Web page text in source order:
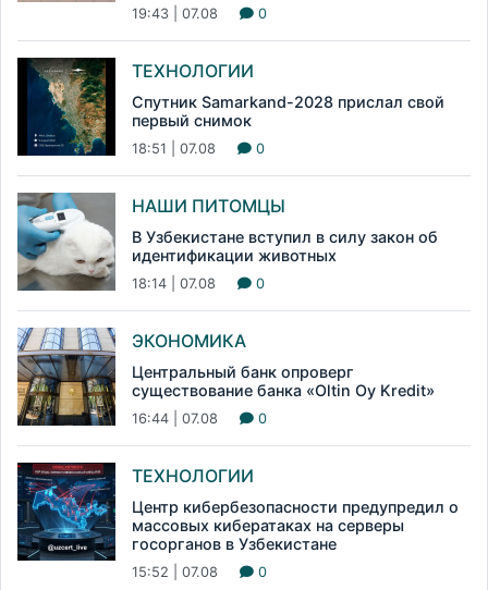
19:43 | 07.08 0
ТЕХНОЛОГИИ
Спутник Samarkand-2028 прислал свой
первый снимок
18:51 | 07.08 0
НАШИ ПИТОМЦЫ
В Узбекистане вступил в силу закон об
идентификации животных
18:14 | 07.08 0
ЭКОНОМИКА
Центральный банк опроверг
существование банка «Oltin Oy Kredit»
16:44 | 07.08 0
ТЕХНОЛОГИИ
Центр кибербезопасности предупредил о
массовых кибератаках на серверы
госорганов в Узбекистане
15:52 | 07.08 0